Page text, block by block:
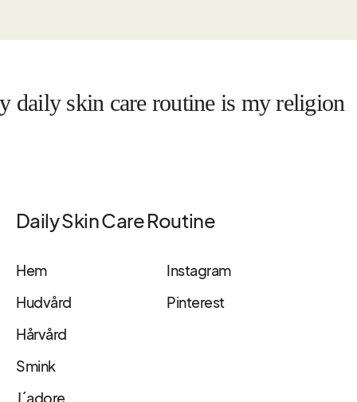
skin care routine is my religion
Daily Skin Care Routine
Hem
Hudvård
Hårvård
Smink
J´adore
Instagram
Pinterest